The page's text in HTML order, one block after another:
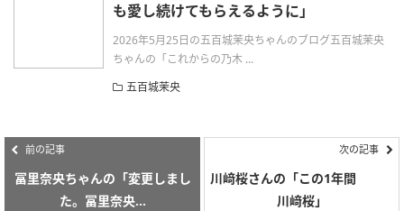
も愛し続けてもらえるように」
2026年5月25日の五百城茉央ちゃんのブログ五百城茉央
ちゃんの「これからの乃木 ...
五百城茉央
前の記事
冨里奈央ちゃんの「変更しまし
た。冨里奈央...
次の記事
川﨑桜さんの「この1年間
川﨑桜」